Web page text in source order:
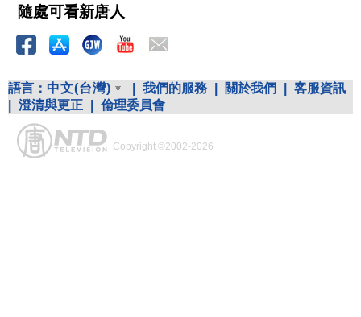
隨處可看新唐人
語言： 中文(台灣) 我們的服務 關於我們
客服資訊
澄清與更正 倫理委員會
Copyright ©2002-2026